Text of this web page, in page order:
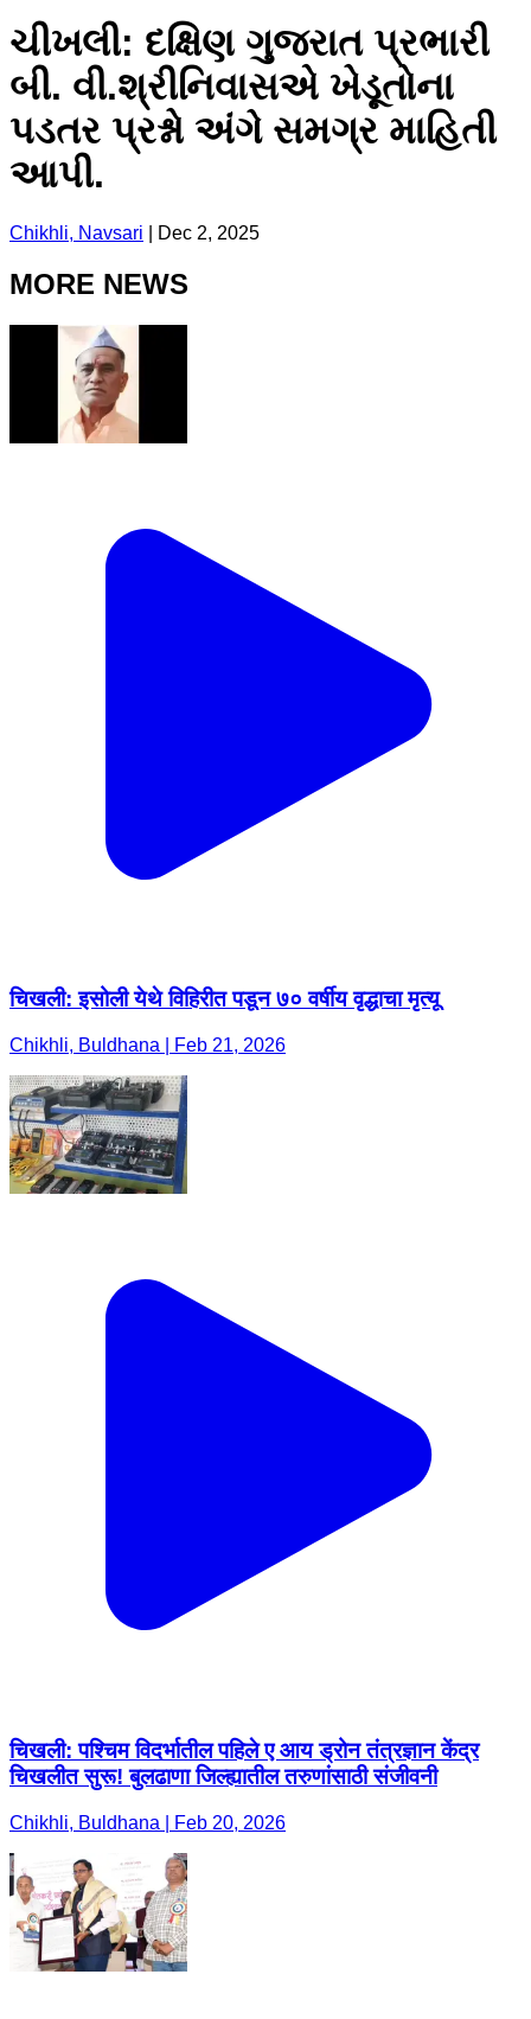
ચીખલી: દક્ષિણ ગુજરાત પ્રભારી
બી. વી.શ્રીનિવાસએ ખેડૂતોના
પડતર પ્રશ્નો અંગે સમગ્ર માહિતી
આપી.
Chikhli, Navsari Dec 2, 2025
MORE NEWS
चिखली: इसोली येथे विहिरीत पडून ७० वर्षीय वृद्धाचा मृत्यू
Chikhli, Buldhana | Feb 21, 2026
चिखली: पश्चिम विदर्भातील पहिले ए आय ड्रोन तंत्रज्ञान केंद्र
चिखलीत सुरू! बुलढाणा जिल्ह्यातील तरुणांसाठी संजीवनी
Chikhli, Buldhana | Feb 20, 2026